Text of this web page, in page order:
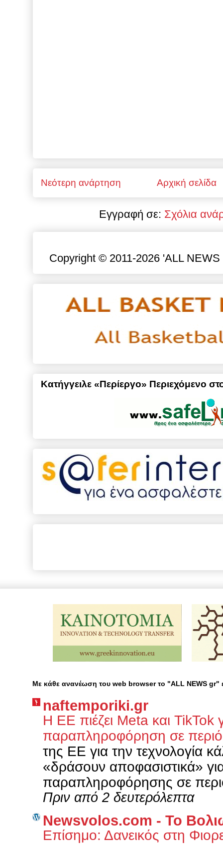
Νεότερη ανάρτηση Αρχική σελίδα
Εγγραφή σε: Σχόλια
Copyright © 2011-2026 'ALL
Κατήγγειλε «Περίεργο» Περιεχόμενο
Με κάθε ανανέωση του web browser το "ALL NEWS gr"
naftemporiki.gr
Η ΕΕ πιέζει Meta και TikTok
παραπληροφόρηση σε
της ΕΕ για την τεχνολογία
«δράσουν αποφασιστικά»
παραπληροφόρησης σε
Πριν από 2 δευτερόλεπτα
Newsvolos.com - Το
Επίσημο: Δανεικός στη